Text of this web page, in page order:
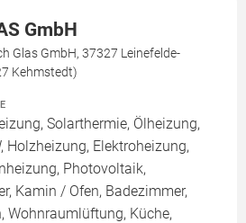
GmbH
Glas GmbH, 37327 Leinefelde-
Kehmstedt)
Solarthermie, Ölheizung,
Holzheizung, Elektroheizung,
Photovoltaik,
Kamin / Ofen, Badezimmer,
Wohnraumlüftung, Küche,